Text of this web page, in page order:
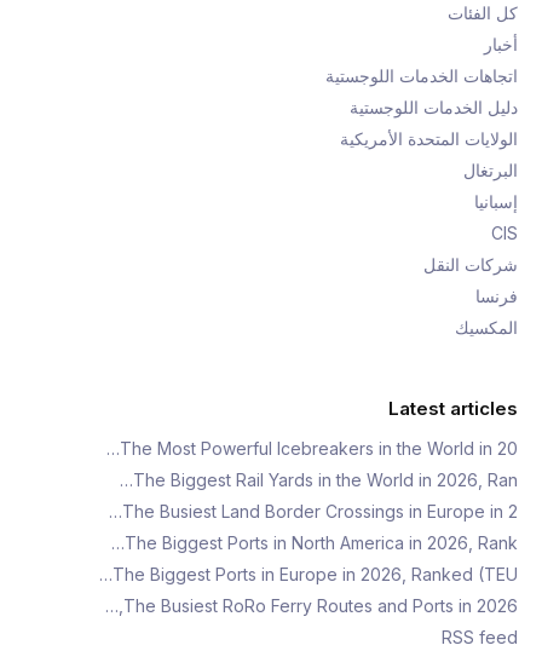
كل الفئات
أخبار
اتجاهات الخدمات اللوجستية
دليل الخدمات اللوجستية
الولايات المتحدة الأمريكية
البرتغال
إسبانيا
CIS
شركات النقل
فرنسا
المكسيك
Latest articles
The Most Powerful Icebreakers in the World in 20…
The Biggest Rail Yards in the World in 2026, Ran…
The Busiest Land Border Crossings in Europe in 2…
The Biggest Ports in North America in 2026, Rank…
The Biggest Ports in Europe in 2026, Ranked (TEU…
The Busiest RoRo Ferry Routes and Ports in 2026,…
RSS feed